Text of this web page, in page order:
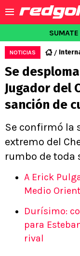
NOTICIAS
Se
Jugador del
sanción de
Se confirmó la
extremo del
rumbo de toda
A Erick
Medio
Durísimo:
para
rival